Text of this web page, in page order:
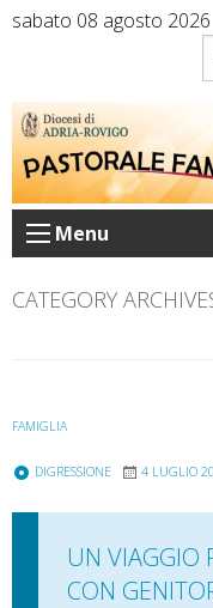
Skipsabato 08 agosto 2026
Menu
CATEGORY
FAMIGLIA
DIGRESSIONE 4 LUGLIO
UN VIAGGIO
CON